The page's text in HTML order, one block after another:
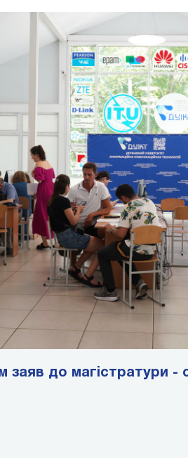
до магістратури -